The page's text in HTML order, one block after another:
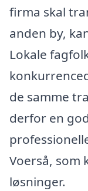
firma skal
anden by,
Lokale
de samme
derfor en
Voerså, som
løsninger.